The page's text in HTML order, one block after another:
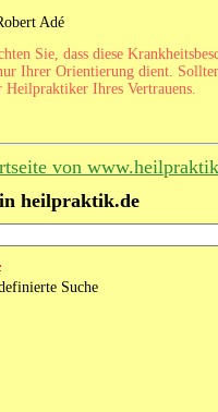
Adé
Sie, dass diese
Ihrer Orientierung dient.
Heilpraktiker Ihres Vertrauens.
von
in heilpraktik.de
Suche